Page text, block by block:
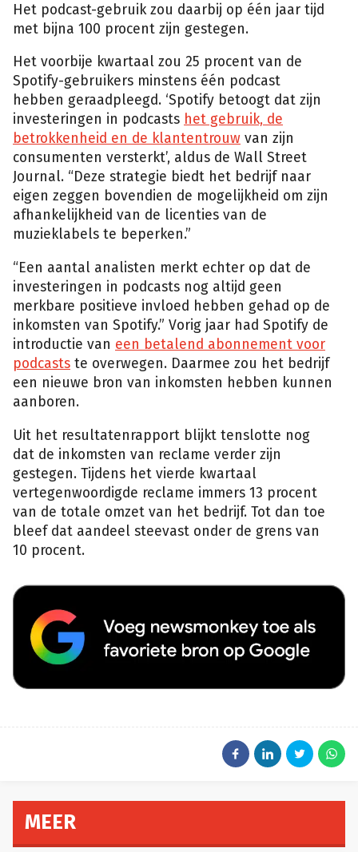
Het podcast-gebruik zou daarbij op één jaar tijd
met bijna 100 procent zijn gestegen.
Het voorbije kwartaal zou 25 procent van de
Spotify-gebruikers minstens één podcast
hebben geraadpleegd. ‘Spotify betoogt dat zijn
investeringen in podcasts het gebruik, de
betrokkenheid en de klantentrouw van zijn
consumenten versterkt’, aldus de Wall Street
Journal. “Deze strategie biedt het bedrijf naar
eigen zeggen bovendien de mogelijkheid om zijn
afhankelijkheid van de licenties van de
muzieklabels te beperken.”
“Een aantal analisten merkt echter op dat de
investeringen in podcasts nog altijd geen
merkbare positieve invloed hebben gehad op de
inkomsten van Spotify.” Vorig jaar had Spotify de
introductie van een betalend abonnement voor
podcasts te overwegen. Daarmee zou het bedrijf
een nieuwe bron van inkomsten hebben kunnen
aanboren.
Uit het resultatenrapport blijkt tenslotte nog
dat de inkomsten van reclame verder zijn
gestegen. Tijdens het vierde kwartaal
vertegenwoordigde reclame immers 13 procent
van de totale omzet van het bedrijf. Tot dan toe
bleef dat aandeel steevast onder de grens van
10 procent.
MEER